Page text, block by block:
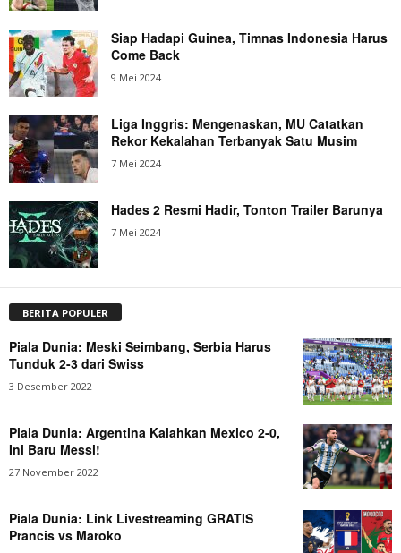
Siap Hadapi Guinea, Timnas Indonesia Harus
Come Back
9 Mei 2024
Liga Inggris: Mengenaskan, MU Catatkan
Rekor Kekalahan Terbanyak Satu Musim
7 Mei 2024
Hades 2 Resmi Hadir, Tonton Trailer Barunya
7 Mei 2024
BERITA POPULER
Piala Dunia: Meski Seimbang, Serbia Harus
Tunduk 2-3 dari Swiss
3 Desember 2022
Piala Dunia: Argentina Kalahkan Mexico 2-0,
Ini Baru Messi!
27 November 2022
Piala Dunia: Link Livestreaming GRATIS
Prancis vs Maroko